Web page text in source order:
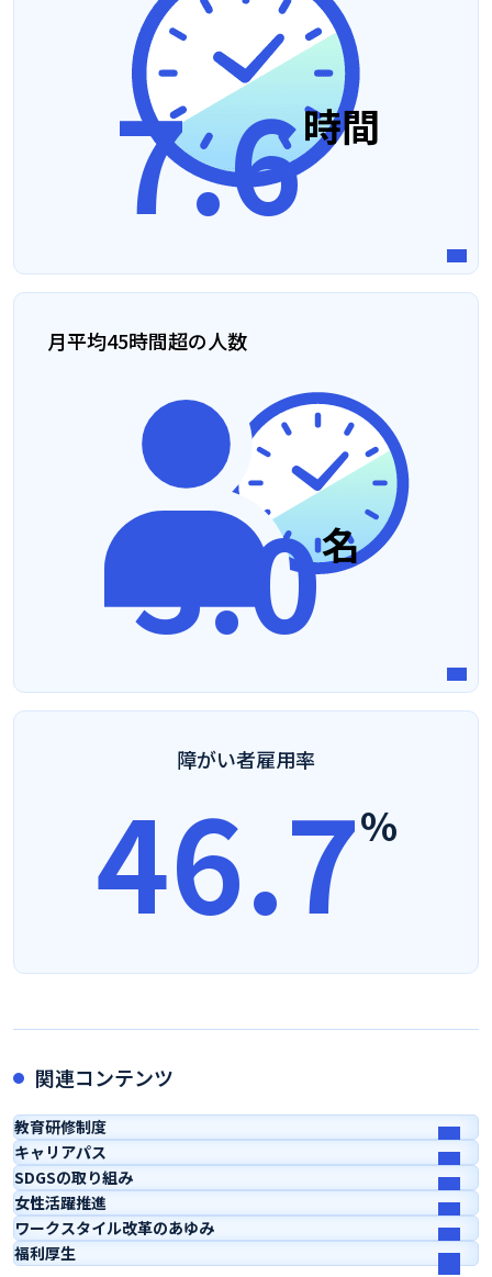
7.6時間
月平均45時間超の人数
3.0名
障がい者雇用率
60.8%
関連コンテンツ
教育研修制度
キャリアパス
SDGSの取り組み
女性活躍推進
ワークスタイル改革のあゆみ
福利厚生